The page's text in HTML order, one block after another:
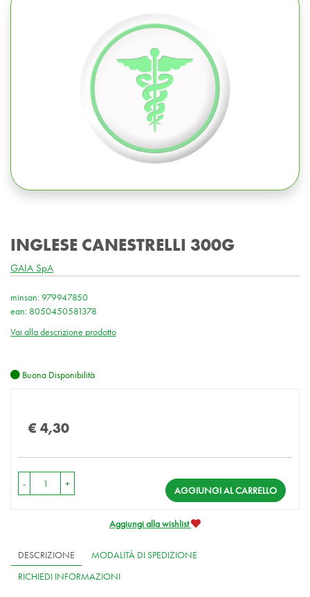
INGLESE CANESTRELLI 300G
GAIA SpA
minsan: 979947850
ean: 8050450581378
Vai alla descrizione prodotto
Buona Disponibilità
€ 4,30
- +
AGGIUNGI AL CARRELLO
Aggiungi alla wishlist
DESCRIZIONE
MODALITÀ DI SPEDIZIONE
RICHIEDI INFORMAZIONI